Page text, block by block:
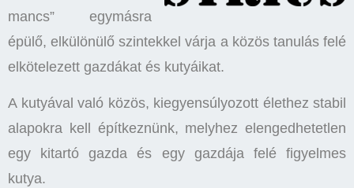
mancs” egymásra
épülő, elkülönülő szintekkel várja a közös tanulás felé
elkötelezett gazdákat és kutyáikat.
A kutyával való közös, kiegyensúlyozott élethez stabil
alapokra kell építkeznünk, melyhez elengedhetetlen
egy kitartó gazda és egy gazdája felé figyelmes
kutya.